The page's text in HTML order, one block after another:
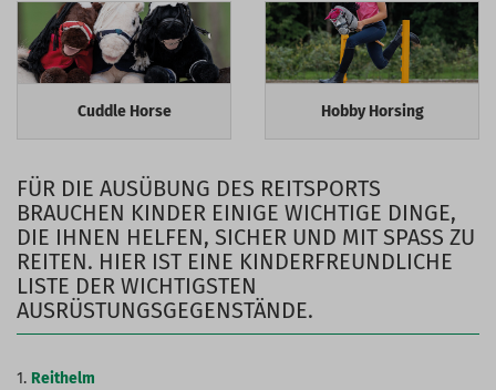
Cuddle Horse Hobby Horsing
FÜR DIE AUSÜBUNG DES REITSPORTS
BRAUCHEN KINDER EINIGE WICHTIGE DINGE,
DIE IHNEN HELFEN, SICHER UND MIT SPASS ZU R
EITEN. HIER IST EINE KINDERFREUNDLICHE L
ISTE DER WICHTIGSTEN A
USRÜSTUNGSGEGENSTÄNDE.
1. Reithelm